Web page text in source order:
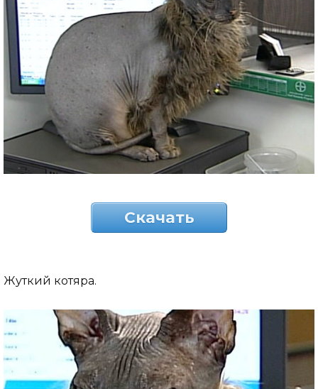
Скачать
Жуткий котяра.